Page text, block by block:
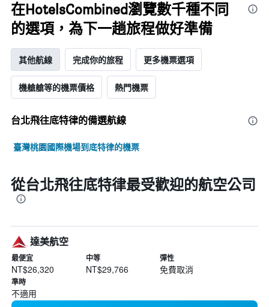
在HotelsCombined瀏覽數千種不同
的選項，為下一趟旅程做好準備
其他航線 完成你的旅程 更多機票選項
機艙艙等的機票價格 熱門機票
台北飛往底特律的備選航線
臺灣桃園國際機場到底特律的機票
從台北飛往底特律最受歡迎的航空公司
達美航空
最便宜
NT$26,320
中等
NT$29,766
彈性
免費取消
準時
不適用